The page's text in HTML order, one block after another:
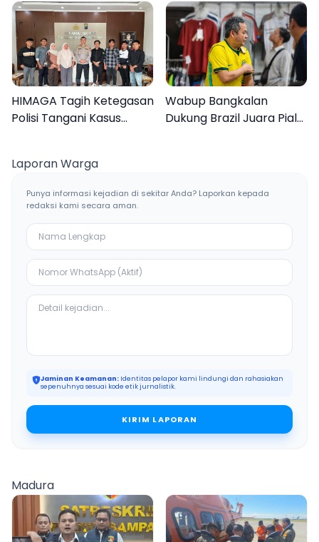
Liburan Keluarga
Inovasi Teknologi
HIMAGA Tagih Ketegasan
Polisi Tangani Kasus
Wabup Bangkalan
Dukung Brazil Juara Piala
Laporan Warga
Punya informasi kejadian di sekitar Anda? Laporkan kepada
redaksi kami secara aman.
Jaminan Keamanan: Identitas pelapor kami lindungi dan rahasiakan
sepenuhnya sesuai kode etik jurnalistik.
KIRIM LAPORAN
Madura